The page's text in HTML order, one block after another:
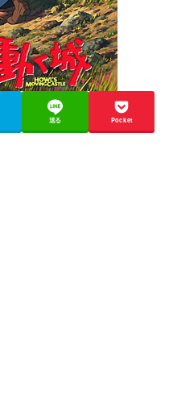
送る Pocket